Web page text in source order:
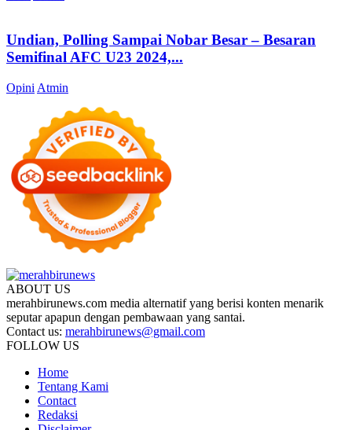
Undian, Polling Sampai Nobar Besar – Besaran
Semifinal AFC U23 2024,...
Opini Atmin
ABOUT US
merahbirunews.com media alternatif yang berisi konten menarik
seputar apapun dengan pembawaan yang santai.
Contact us: merahbirunews@gmail.com
FOLLOW US
Home
Tentang Kami
Contact
Redaksi